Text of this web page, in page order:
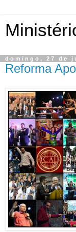
domingo, 27 de
Reforma